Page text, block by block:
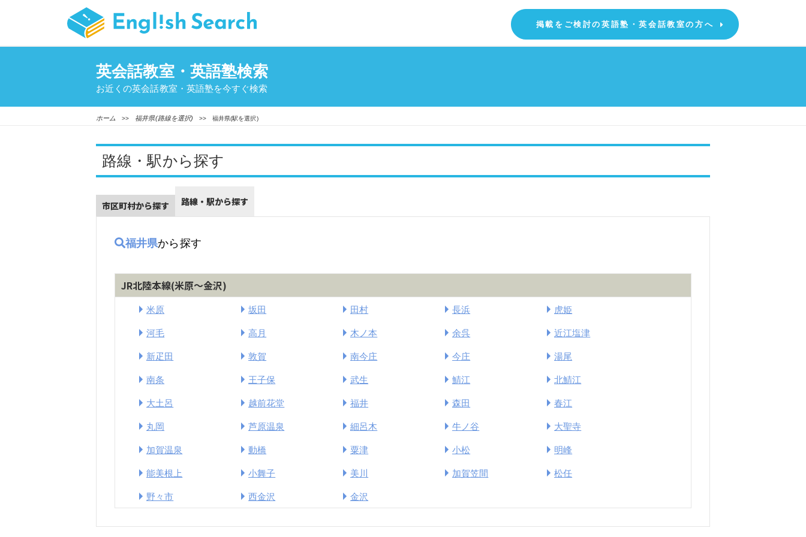
掲載をご検討の英語塾・英会話教室の方へ
英会話教室・英語塾検索
お近くの英会話教室・英語塾を今すぐ検索
ホーム >>福井県(路線を選択) >> 福井県(駅を選択)
路線・駅から探す
市区町村から探す 路線・駅から探す
福井県から探す
JR北陸本線(米原～金沢)
米原 坂田 田村 長浜 虎姫
河毛 高月 木ノ本 余呉 近江塩津
新疋田 敦賀 南今庄 今庄 湯尾
南条 王子保 武生 鯖江 北鯖江
大土呂 越前花堂 福井 森田 春江
丸岡 芦原温泉 細呂木 牛ノ谷 大聖寺
加賀温泉 動橋 粟津 小松 明峰
能美根上 小舞子 美川 加賀笠間 松任
野々市 西金沢 金沢